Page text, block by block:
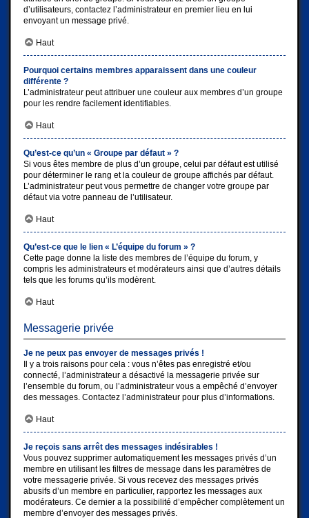
d’utilisateurs, contactez l’administrateur en premier lieu en lui
envoyant un message privé.
Haut
Pourquoi certains membres apparaissent dans une couleur
différente ?
L’administrateur peut attribuer une couleur aux membres d’un groupe
pour les rendre facilement identifiables.
Haut
Qu’est-ce qu’un « Groupe par défaut » ?
Si vous êtes membre de plus d’un groupe, celui par défaut est utilisé
pour déterminer le rang et la couleur de groupe affichés par défaut.
L’administrateur peut vous permettre de changer votre groupe par
défaut via votre panneau de l’utilisateur.
Haut
Qu’est-ce que le lien « L’équipe du forum » ?
Cette page donne la liste des membres de l’équipe du forum, y
compris les administrateurs et modérateurs ainsi que d’autres détails
tels que les forums qu’ils modèrent.
Haut
Messagerie privée
Je ne peux pas envoyer de messages privés !
Il y a trois raisons pour cela : vous n’êtes pas enregistré et/ou
connecté, l’administrateur a désactivé la messagerie privée sur
l’ensemble du forum, ou l’administrateur vous a empêché d’envoyer
des messages. Contactez l’administrateur pour plus d’informations.
Haut
Je reçois sans arrêt des messages indésirables !
Vous pouvez supprimer automatiquement les messages privés d’un
membre en utilisant les filtres de message dans les paramètres de
votre messagerie privée. Si vous recevez des messages privés
abusifs d’un membre en particulier, rapportez les messages aux
modérateurs. Ce dernier a la possibilité d’empêcher complètement un
membre d’envoyer des messages privés.